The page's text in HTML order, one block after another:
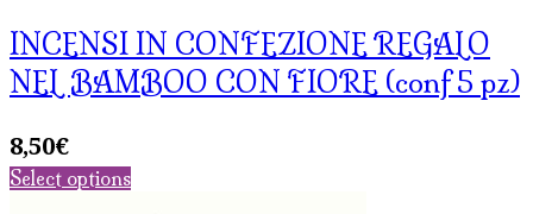
INCENSI IN CONFEZIONE REGALO
NEL BAMBOO CON FIORE (conf 5 pz)
8,50€
Select options